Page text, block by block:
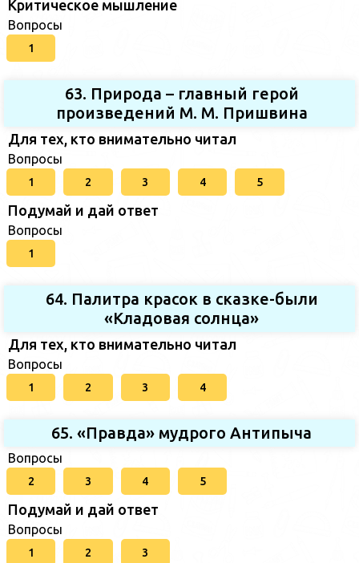
Критическое мышление
Вопросы
1
63. Природа – главный герой
произведений М. М. Пришвина
Для тех, кто внимательно читал
Вопросы
1 2 3 4 5
Подумай и дай ответ
Вопросы
1
64. Палитра красок в сказке-были
«Кладовая солнца»
Для тех, кто внимательно читал
Вопросы
1 2 3 4
65. «Правда» мудрого Антипыча
Вопросы
2 3 4 5
Подумай и дай ответ
Вопросы
1 2 3